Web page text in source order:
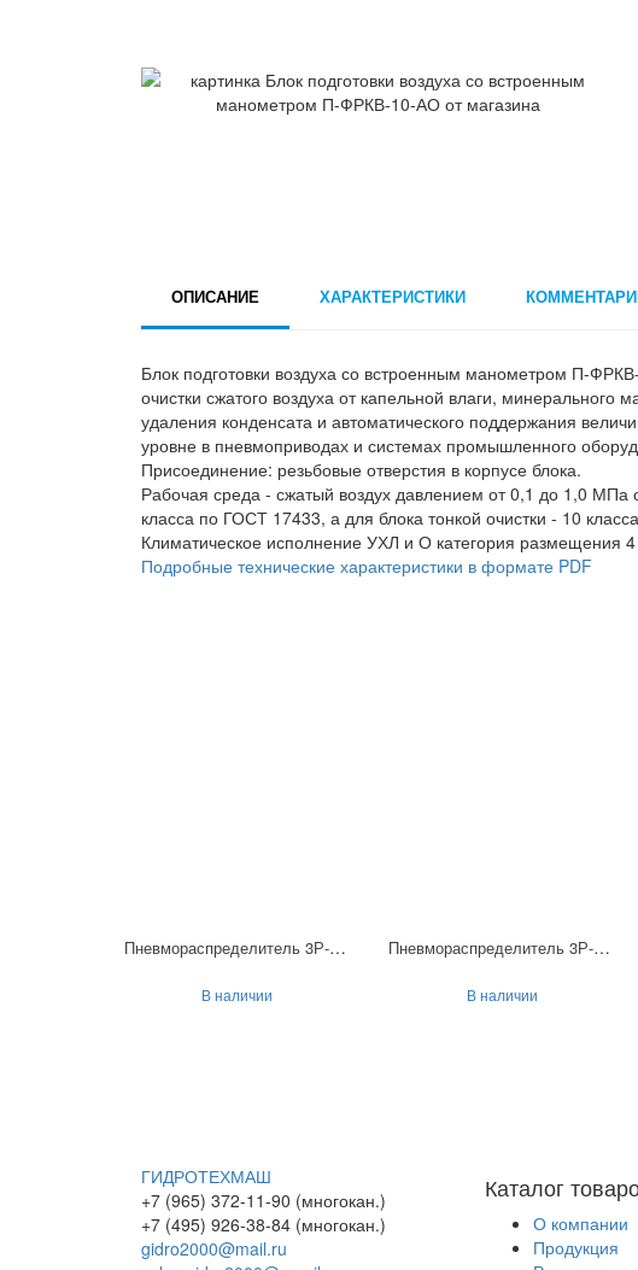
ОПИСАНИЕ ХАРАКТЕРИСТИКИ
Блок подготовки воздуха со встроенным манометром П-
очистки сжатого воздуха от капельной влаги, минерального
удаления конденсата и автоматического поддержания
уровне в пневмоприводах и системах промышленного
Присоединение: резьбовые отверстия в корпусе блока.
Рабочая среда - сжатый воздух давлением от 0,1 до 1,0 МПа
класса по ГОСТ 17433, а для блока тонкой очистки - 10
Климатическое исполнение УХЛ и О категория размещения
Подробные технические характеристики в формате PDF
Пневмораспределитель 3Р-16-232-3
В наличии
Пневмораспределитель 3Р-6-233-3
В наличии
Каталог
О компании
Продукция
ГИДРОТЕХМАШ
+7 (965) 372-11-90 (многокан.)
+7 (495) 926-38-84 (многокан.)
gidro2000@mail.ru